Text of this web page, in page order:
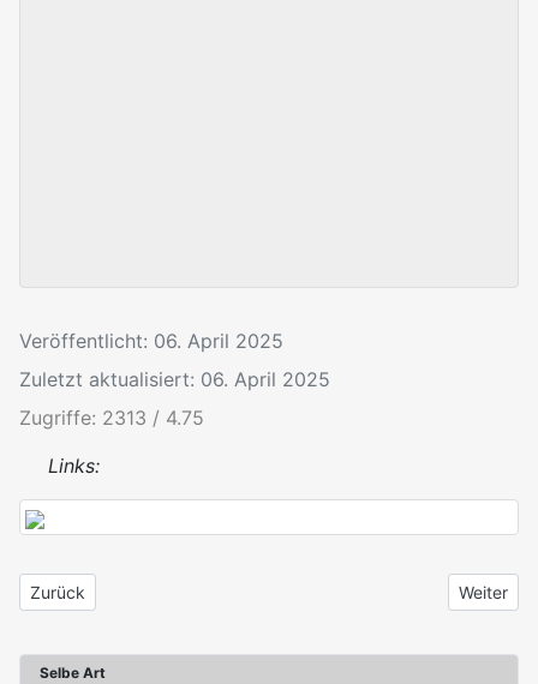
Veröffentlicht: 06. April 2025
Zuletzt aktualisiert: 06. April 2025
Zugriffe: 2313 / 4.75
Links:
Vorheriger Beitrag: Uleiota planata
Zurück Nächster
Weiter
Selbe Art